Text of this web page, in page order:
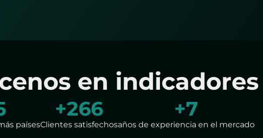
en indicadores
paísesClientes satisfechos
+300
años de experiencia en el mercado
+8